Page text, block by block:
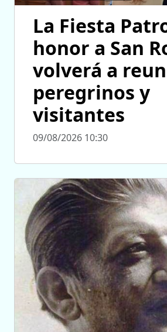
La Fiesta
honor a San
volverá a
peregrinos y
visitantes
09/08/2026 10:30